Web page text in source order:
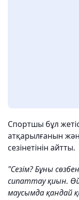
Cпортшы бұл
атқарылғанын
сезінетінін айтты.
"Сезім? Бұны
сипаттау қиын.
маусымда қандай